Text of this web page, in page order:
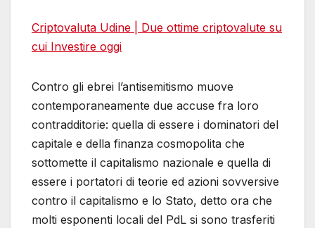
Criptovaluta Udine | Due ottime сriptovalute su
cui Investire oggi
Contro gli ebrei l’antisemitismo muove
contemporaneamente due accuse fra loro
contradditorie: quella di essere i dominatori del
capitale e della finanza cosmopolita che
sottomette il capitalismo nazionale e quella di
essere i portatori di teorie ed azioni sovversive
contro il capitalismo e lo Stato, detto ora che
molti esponenti locali del PdL si sono trasferiti